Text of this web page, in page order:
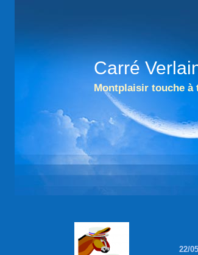
Carré
Montplaisir touche à
22/